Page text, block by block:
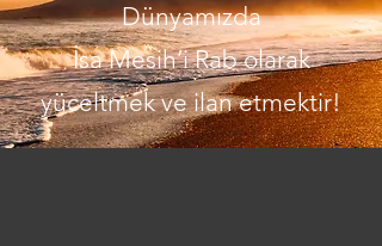
Dünyamızda
İsa Mesih’i Rab olarak
yüceltmek ve ilan etmektir!